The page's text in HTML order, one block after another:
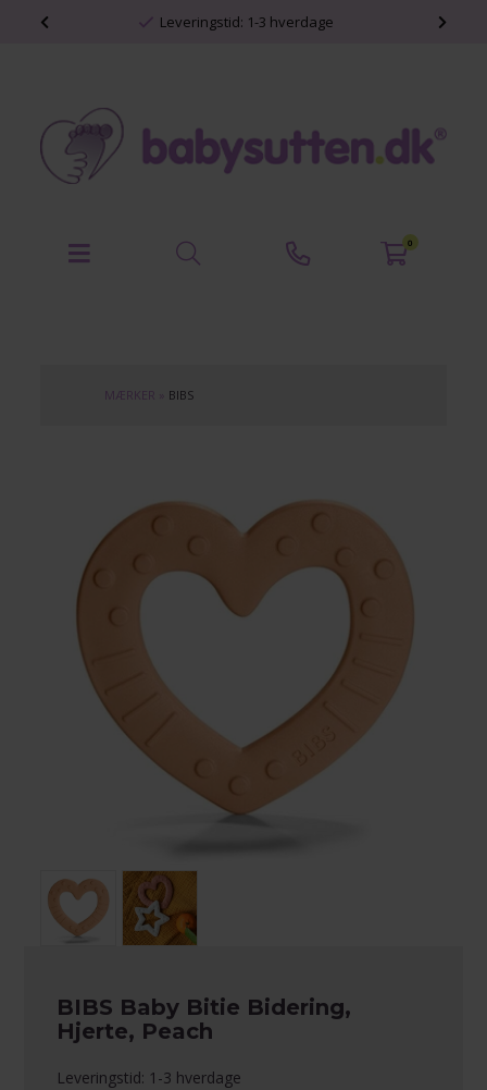
Leveringstid: 1-3 hverdage
0
MÆRKER BIBS
BIBS Baby Bitie Bidering,
Hjerte, Peach
Leveringstid: 1-3 hverdage